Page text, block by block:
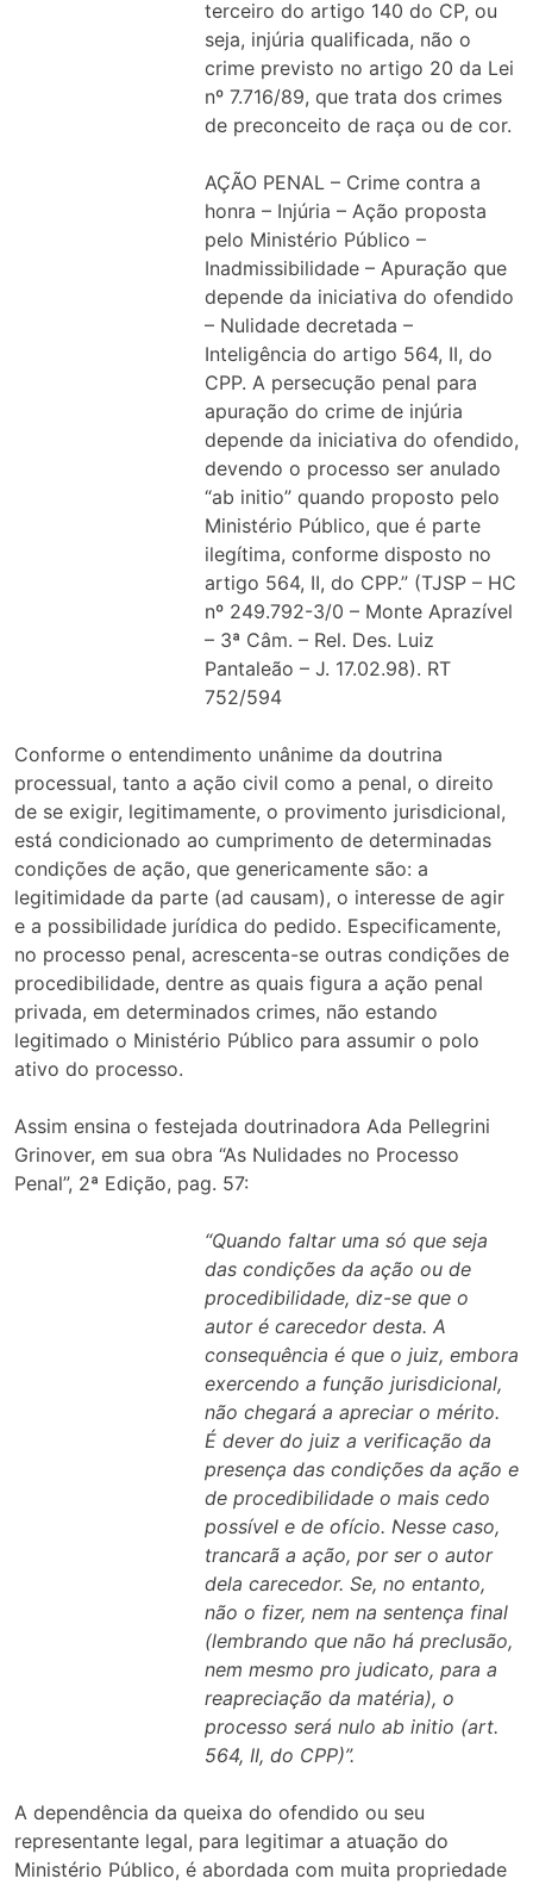
terceiro do artigo 140 do CP, ou
seja, injúria qualificada, não o
crime previsto no artigo 20 da Lei
nº 7.716/89, que trata dos crimes
de preconceito de raça ou de cor.
AÇÃO PENAL – Crime contra a
honra – Injúria – Ação proposta
pelo Ministério Público –
Inadmissibilidade – Apuração que
depende da iniciativa do ofendido
– Nulidade decretada –
Inteligência do artigo 564, II, do
CPP. A persecução penal para
apuração do crime de injúria
depende da iniciativa do ofendido,
devendo o processo ser anulado
“ab initio” quando proposto pelo
Ministério Público, que é parte
ilegítima, conforme disposto no
artigo 564, II, do CPP.” (TJSP – HC
nº 249.792-3/0 – Monte Aprazível
– 3ª Câm. – Rel. Des. Luiz
Pantaleão – J. 17.02.98). RT
752/594
Conforme o entendimento unânime da doutrina
processual, tanto a ação civil como a penal, o direito
de se exigir, legitimamente, o provimento jurisdicional,
está condicionado ao cumprimento de determinadas
condições de ação, que genericamente são: a
legitimidade da parte (ad causam), o interesse de agir
e a possibilidade jurídica do pedido. Especificamente,
no processo penal, acrescenta-se outras condições de
procedibilidade, dentre as quais figura a ação penal
privada, em determinados crimes, não estando
legitimado o Ministério Público para assumir o polo
ativo do processo.
Assim ensina o festejada doutrinadora Ada Pellegrini
Grinover, em sua obra “As Nulidades no Processo
Penal”, 2ª Edição, pag. 57:
“Quando faltar uma só que seja
das condições da ação ou de
procedibilidade, diz-se que o
autor é carecedor desta. A
consequência é que o juiz, embora
exercendo a função jurisdicional,
não chegará a apreciar o mérito.
É dever do juiz a verificação da
presença das condições da ação e
de procedibilidade o mais cedo
possível e de ofício. Nesse caso,
trancarã a ação, por ser o autor
dela carecedor. Se, no entanto,
não o fizer, nem na sentença final
(lembrando que não há preclusão,
nem mesmo pro judicato, para a
reapreciação da matéria), o
processo será nulo ab initio (art.
564, II, do CPP)”.
A dependência da queixa do ofendido ou seu
representante legal, para legitimar a atuação do
Ministério Público, é abordada com muita propriedade